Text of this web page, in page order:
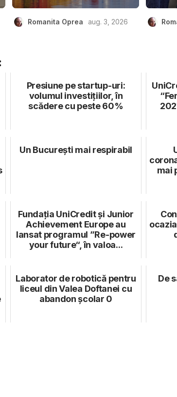
Romanita Oprea aug. 3, 2026
Presiune pe startup-uri:
volumul investițiilor, în
scădere cu peste 60%
Un București mai respirabil
mai
Fundația UniCredit și Junior
Achievement Europe au
lansat programul ”Re-power
your future“, în valoa...
Laborator de robotică pentru
liceul din Valea Doftanei cu
abandon școlar 0
De